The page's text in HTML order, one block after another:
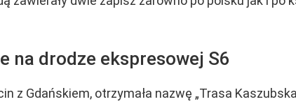
na drodze ekspresowej S6
z Gdańskiem, otrzymała nazwę „Trasa